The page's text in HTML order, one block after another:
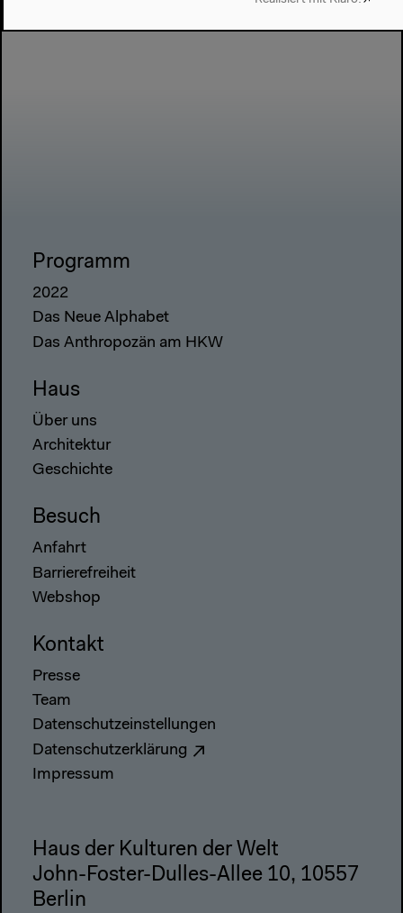
Programm
2022
Das Neue Alphabet
Das Anthropozän am HKW
Haus
Über uns
Architektur
Geschichte
Besuch
Anfahrt
Barrierefreiheit
Webshop
Kontakt
Presse
Team
Datenschutzeinstellungen
Datenschutzerklärung
Impressum
Haus der Kulturen der Welt
John-Foster-Dulles-Allee 10, 10557
Berlin